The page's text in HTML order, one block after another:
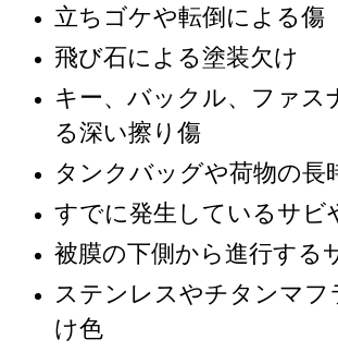
立ちゴケや転倒による傷
飛び石による塗装欠け
キー、バックル、ファス
る深い擦り傷
タンクバッグや荷物の長
すでに発生しているサビ
被膜の下側から進行する
ステンレスやチタンマフ
け色